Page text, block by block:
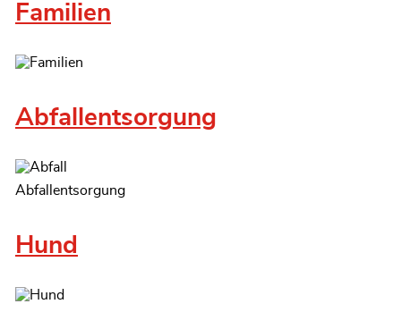
Familien
Abfallentsorgung
Abfallentsorgung
Hund